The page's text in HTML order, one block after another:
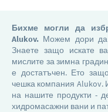
Бихме могли да
Alukov. Можем дори
Знаете защо искате
мислите за зимна
е достатъчен. Ето
чешка компания Alukov.
на нашите продукти -
хидромасажни вани и